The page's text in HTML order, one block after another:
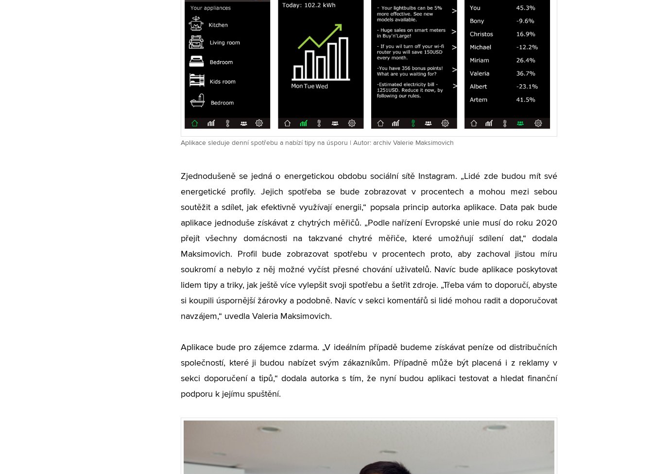
Aplikace sleduje denní spotřebu a nabízí tipy na úsporu | Autor: archiv Valerie Maksimovich
Zjednodušeně se jedná o energetickou obdobu sociální sítě Instagram. „Lidé zde budou mít své
energetické profily. Jejich spotřeba se bude zobrazovat v procentech a mohou mezi sebou
soutěžit a sdílet, jak efektivně využívají energii,“ popsala princip autorka aplikace. Data pak bude
aplikace jednoduše získávat z chytrých měřičů. „Podle nařízení Evropské unie musí do roku 2020
přejít všechny domácnosti na takzvané chytré měřiče, které umožňují sdílení dat,“ dodala
Maksimovich. Profil bude zobrazovat spotřebu v procentech proto, aby zachoval jistou míru
soukromí a nebylo z něj možné vyčíst přesné chování uživatelů. Navíc bude aplikace poskytovat
lidem tipy a triky, jak ještě více vylepšit svoji spotřebu a šetřit zdroje. „Třeba vám to doporučí, abyste
si koupili úspornější žárovky a podobně. Navíc v sekci komentářů si lidé mohou radit a doporučovat
navzájem,“ uvedla Valeria Maksimovich.
Aplikace bude pro zájemce zdarma. „V ideálním případě budeme získávat peníze od distribučních
společností, které ji budou nabízet svým zákazníkům. Případně může být placená i z reklamy v
sekci doporučení a tipů,“ dodala autorka s tím, že nyní budou aplikaci testovat a hledat finanční
podporu k jejímu spuštění.